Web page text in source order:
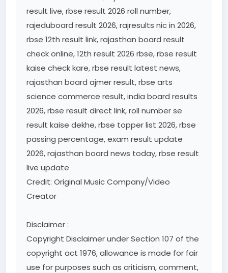
result live, rbse result 2026 roll number,
rajeduboard result 2026, rajresults nic in 2026,
rbse 12th result link, rajasthan board result
check online, 12th result 2026 rbse, rbse result
kaise check kare, rbse result latest news,
rajasthan board ajmer result, rbse arts
science commerce result, india board results
2026, rbse result direct link, roll number se
result kaise dekhe, rbse topper list 2026, rbse
passing percentage, exam result update
2026, rajasthan board news today, rbse result
live update
Credit: Original Music Company/Video
Creator
Disclaimer :
Copyright Disclaimer under Section 107 of the
copyright act 1976, allowance is made for fair
use for purposes such as criticism, comment,